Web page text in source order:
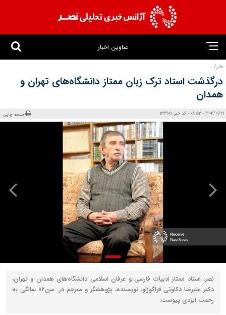
عناوین اخبار
خبر/
درگذشت استاد ترک زبان ممتاز دانشگاه‌های تهران و
همدان
1404/01/21 - 08:52 - کد خبر: 133981 نسخه چاپی
نصر: استاد ممتاز ادبیات فارسی و عرفان اسلامی دانشگاه‌های همدان و تهران،
دکتر علیرضا ذکاوتی قراگوزلو، نویسنده، پژوهشگر و مترجم در سن۸۲ سالگی به
رحمت ایزدی پیوست.